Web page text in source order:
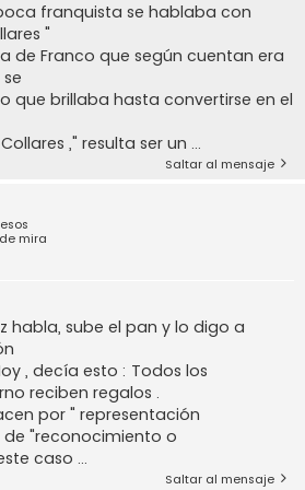
franquista se hablaba con
"
de Franco que según cuentan era
que brillaba hasta convertirse en el
," resulta ser un ...
Saltar al mensaje
mira
habla, sube el pan y lo digo a
, decía esto : Todos los
reciben regalos .
por " representación
de "reconocimiento o
caso ...
Saltar al mensaje